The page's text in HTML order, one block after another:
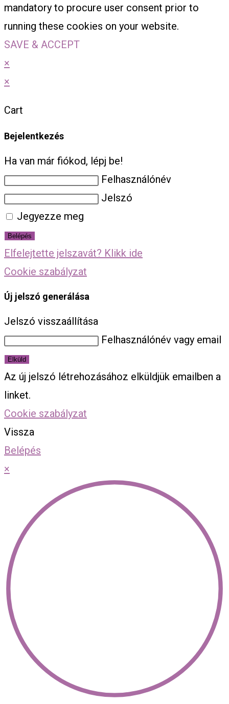
mandatory to procure user consent prior to
running these cookies on your website.
SAVE & ACCEPT
×
×
Cart
Bejelentkezés
Ha van már fiókod, lépj be!
Felhasználónév
Jelszó
Jegyezze meg
Belépés
Elfelejtette jelszavát? Klikk ide
Cookie szabályzat
Új jelszó generálása
Jelszó visszaállítása
Felhasználónév vagy email
Elküld
Az új jelszó létrehozásához elküldjük emailben a
linket.
Cookie szabályzat
Vissza
Belépés
×